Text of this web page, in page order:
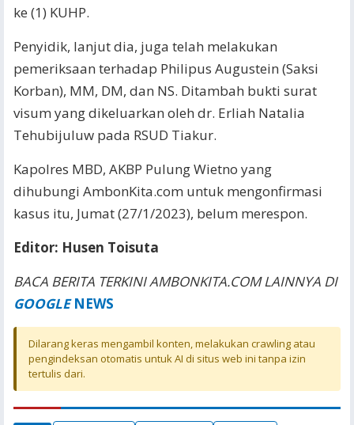
ke (1) KUHP.
Penyidik, lanjut dia, juga telah melakukan
pemeriksaan terhadap Philipus Augustein (Saksi
Korban), MM, DM, dan NS. Ditambah bukti surat
visum yang dikeluarkan oleh dr. Erliah Natalia
Tehubijuluw pada RSUD Tiakur.
Kapolres MBD, AKBP Pulung Wietno yang
dihubungi AmbonKita.com untuk mengonfirmasi
kasus itu, Jumat (27/1/2023), belum merespon.
Editor: Husen Toisuta
BACA BERITA TERKINI AMBONKITA.COM LAINNYA DI
GOOGLENEWS
Dilarang keras mengambil konten, melakukan crawling atau
pengindeksan otomatis untuk AI di situs web ini tanpa izin
tertulis dari.